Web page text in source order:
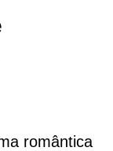
romântica